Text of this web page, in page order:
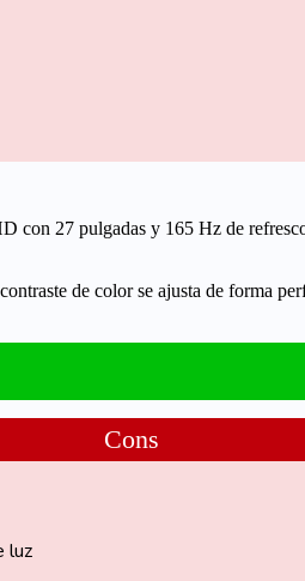
con 27 pulgadas y 165 Hz de
de color se ajusta de forma
Cons
luz